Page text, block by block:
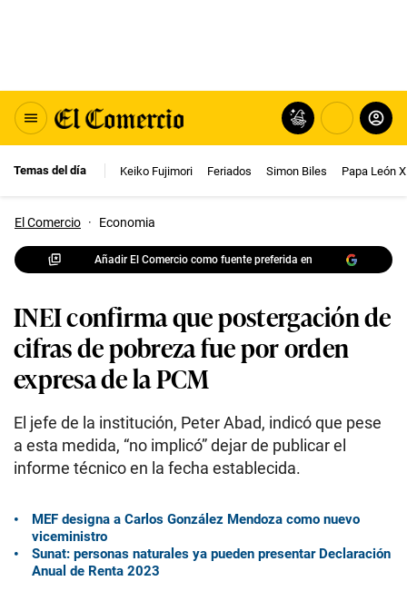
Temas del día Keiko Fujimori Feriados Simon Biles Papa León
El Comercio · Economia
Añadir El Comercio como fuente preferida en
INEI confirma que postergación de
cifras de pobreza fue por orden
expresa de la PCM
El jefe de la institución, Peter Abad, indicó que pese
a esta medida, “no implicó” dejar de publicar el
informe técnico en la fecha establecida.
MEF designa a Carlos González Mendoza como nuevo
viceministro
Sunat: personas naturales ya pueden presentar Declaración
Anual de Renta 2023